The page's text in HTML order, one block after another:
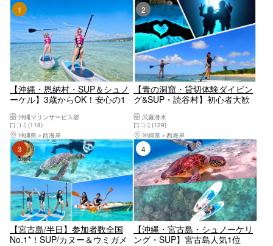
【沖縄・恩納村・SUP＆シュノ
ーケル】3歳からOK！安心の1
ら参加OK！
沖縄マリンサービス碧
口コミ(118)
沖縄県
西海岸
2位
【青の洞窟・貸切体験ダイビン
グ&SUP・読谷村】初心者大歓
の海でSUP体験‼《沖縄の海を満
喫できるセットプラン♪》
武藤潜水
口コミ(129)
沖縄県
西海岸
3位
【宮古島/半日】参加者数全国
No.1*！SUP/カヌー＆ウミガメ
4位
【沖縄・宮古島・シュノーケリ
ング・SUP】宮古島人気1位